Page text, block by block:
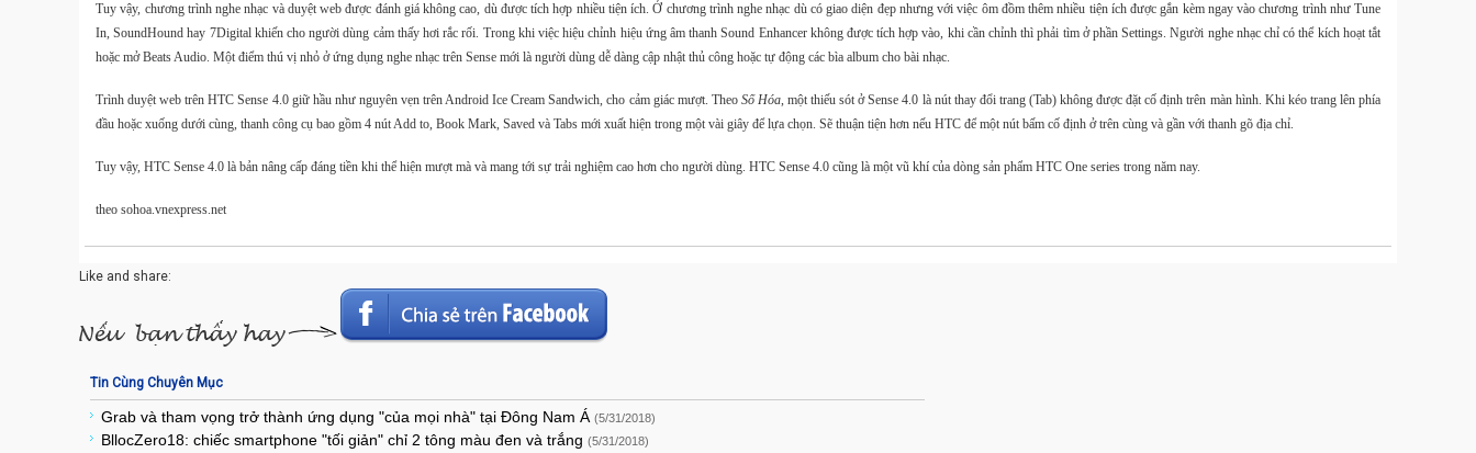
Tuy vậy, chương trình nghe nhạc và duyệt web được đánh giá không cao, dù được tích hợp nhiều tiện ích. Ở chương trình nghe nhạc dù có giao diện đẹp nhưng với việc ôm đồm thêm nhiều tiện ích được gắn kèm ngay vào chương trình như Tune
In, SoundHound hay 7Digital khiến cho người dùng cảm thấy hơi rắc rối. Trong khi việc hiệu chỉnh hiệu ứng âm thanh Sound Enhancer không được tích hợp vào, khi cần chỉnh thì phải tìm ở phần Settings. Người nghe nhạc chỉ có thể kích hoạt tắt
hoặc mở Beats Audio. Một điểm thú vị nhỏ ở ứng dụng nghe nhạc trên Sense mới là người dùng dễ dàng cập nhật thủ công hoặc tự động các bìa album cho bài nhạc.
Trình duyệt web trên HTC Sense 4.0 giữ hầu như nguyên vẹn trên Android Ice Cream Sandwich, cho cảm giác mượt. Theo Số Hóa, một thiếu sót ở Sense 4.0 là nút thay đổi trang (Tab) không được đặt cố định trên màn hình. Khi kéo trang lên phía
đầu hoặc xuống dưới cùng, thanh công cụ bao gồm 4 nút Add to, Book Mark, Saved và Tabs mới xuất hiện trong một vài giây để lựa chọn. Sẽ thuận tiện hơn nếu HTC để một nút bấm cố định ở trên cùng và gần với thanh gõ địa chỉ.
Tuy vậy, HTC Sense 4.0 là bản nâng cấp đáng tiền khi thể hiện mượt mà và mang tới sự trải nghiệm cao hơn cho người dùng. HTC Sense 4.0 cũng là một vũ khí của dòng sản phẩm HTC One series trong năm nay.
theo sohoa.vnexpress.net
Like and share:
Tin Cùng Chuyên Mục
Grab và tham vọng trở thành ứng dụng "của mọi nhà" tại Đông Nam Á (5/31/2018)
BllocZero18: chiếc smartphone "tối giản" chỉ 2 tông màu đen và trắng (5/31/2018)